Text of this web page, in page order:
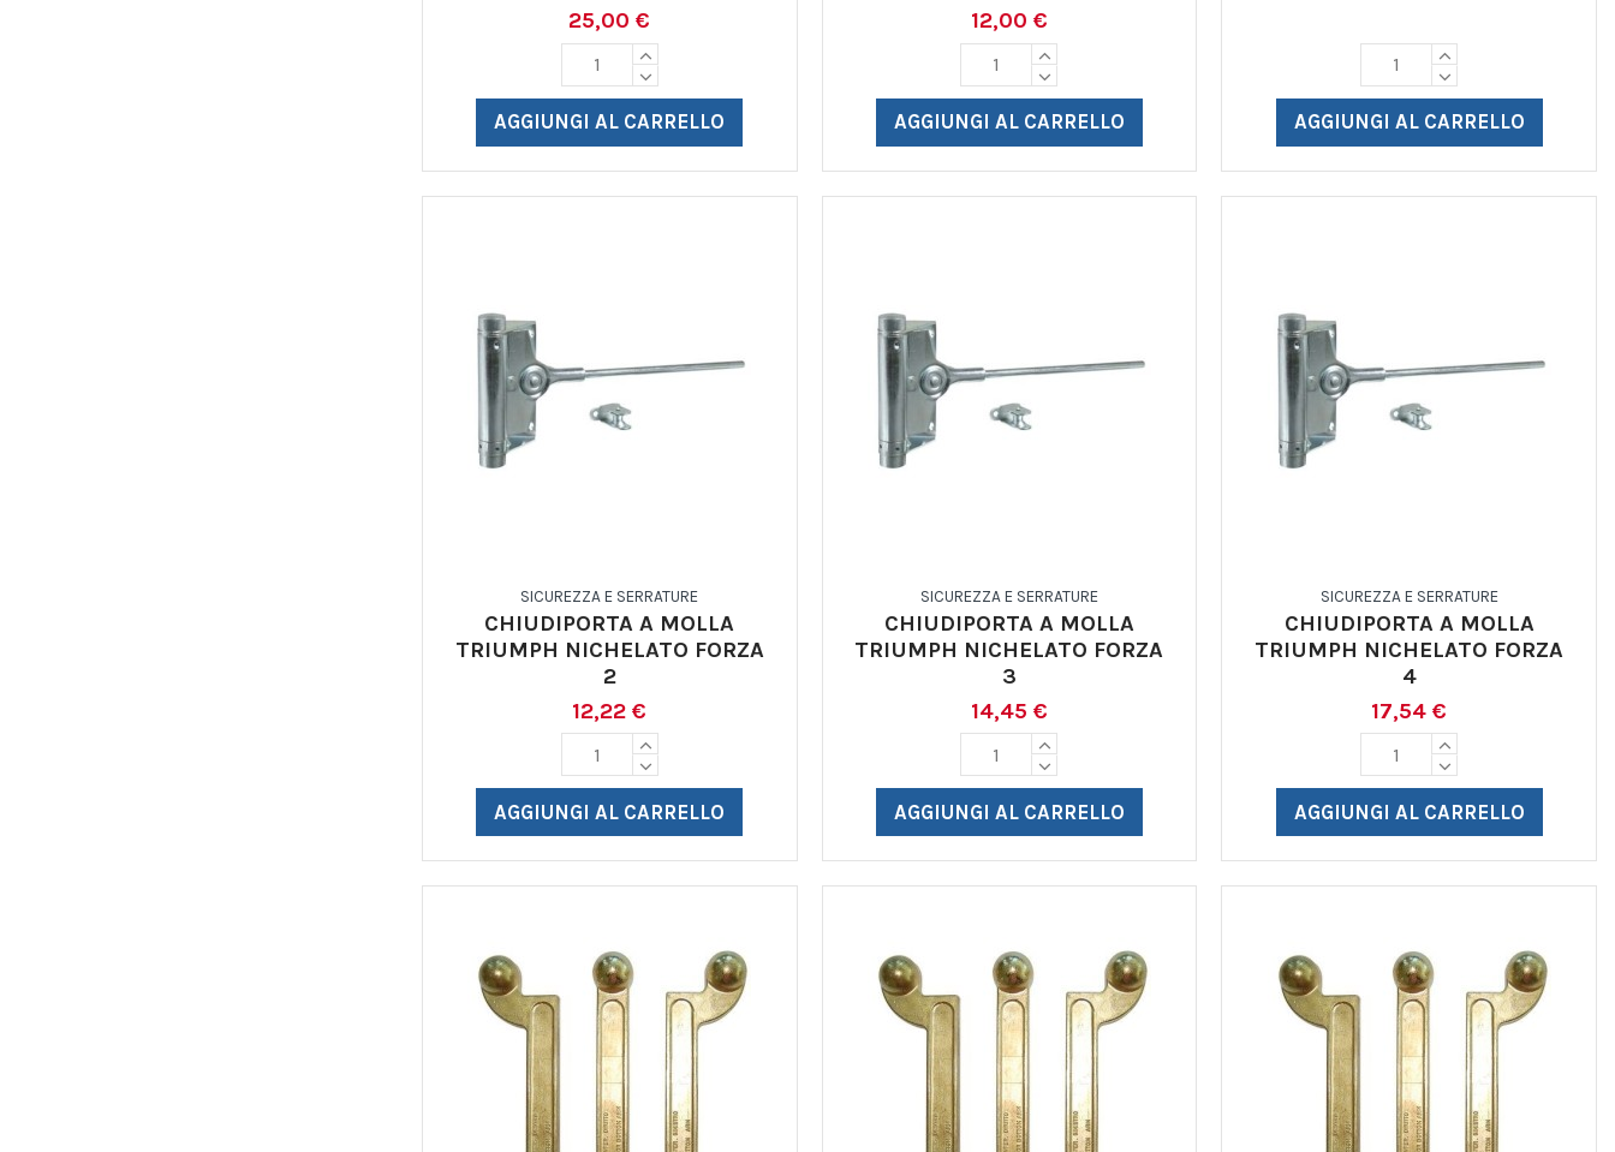
25,00 €
AGGIUNGI AL CARRELLO
12,00 €
AGGIUNGI AL CARRELLO AGGIUNGI AL CARRELLO
SICUREZZA E SERRATURE
CHIUDIPORTA A MOLLA
TRIUMPH NICHELATO FORZA
2
12,22 €
AGGIUNGI AL CARRELLO
SICUREZZA E SERRATURE
CHIUDIPORTA A MOLLA
TRIUMPH NICHELATO FORZA
3
14,45 €
AGGIUNGI AL CARRELLO
SICUREZZA E SERRATURE
CHIUDIPORTA A MOLLA
TRIUMPH NICHELATO FORZA
4
17,54 €
AGGIUNGI AL CARRELLO